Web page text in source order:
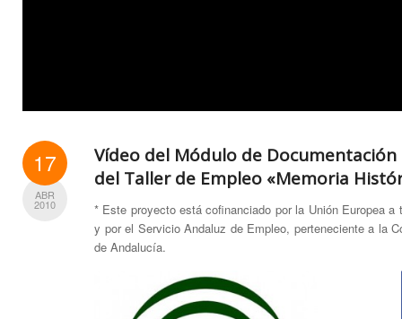
17
ABR
2010
Vídeo del Módulo de
del Taller de Empleo «Memoria
* Este proyecto está cofinanciado por la Unión Europea a
y por el Servicio Andaluz de Empleo, perteneciente a la
de Andalucía.